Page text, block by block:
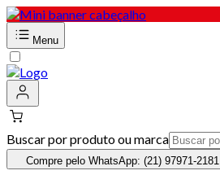
Menu
Buscar por produto ou marca
Compre pelo WhatsApp: (21) 97971-2181